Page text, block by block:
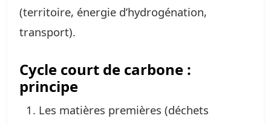
(territoire, énergie d’hydrogénation,
transport).
Cycle court de carbone :
principe
Les matières premières (déchets